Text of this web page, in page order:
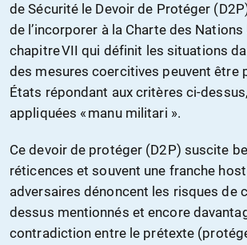
de Sécurité le Devoir de Protéger
de l’incorporer à la Charte des Nations
chapitre VII qui définit les situations
des mesures coercitives peuvent être
États répondant aux critères ci-
appliquées « manu militari ».
Ce devoir de protéger (D2P) suscite
réticences et souvent une franche
adversaires dénoncent les risques de
dessus mentionnés et encore
contradiction entre le prétexte